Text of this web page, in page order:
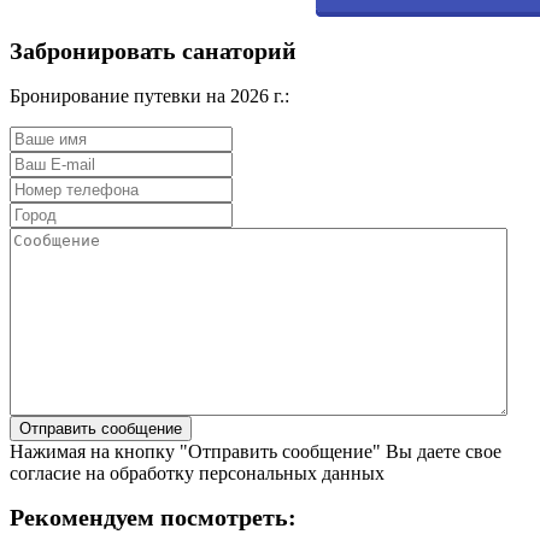
Забронировать санаторий
Бронирование путевки на 2026 г.:
Нажимая на кнопку "Отправить сообщение" Вы даете свое
согласие на обработку персональных данных
Рекомендуем посмотреть: